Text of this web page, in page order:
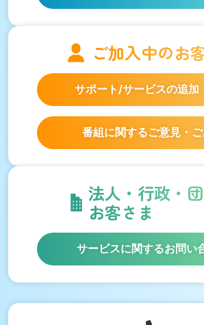
ご加入中のお
サポート/サービスの追加
番組に関するご意見・
法人・行政・
お客さま
サービスに関するお問い